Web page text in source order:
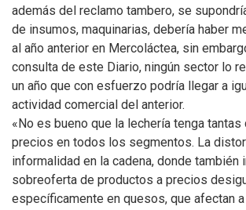
además del reclamo tambero, se
de insumos, maquinarias, debería haber
al año anterior en Mercoláctea, sin
consulta de este Diario, ningún sector lo
un año que con esfuerzo podría llegar a
actividad comercial del anterior.
«No es bueno que la lechería tenga
precios en todos los segmentos. La
informalidad en la cadena, donde también
sobreoferta de productos a precios
específicamente en quesos, que afectan a